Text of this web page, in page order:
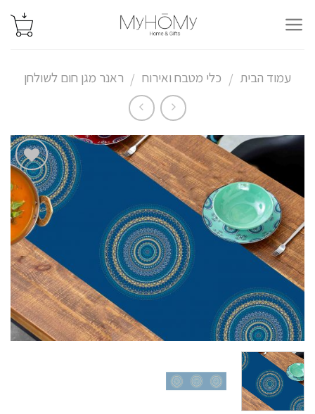
עמוד הבית / כלי מטבח ואירוח / ראנר מגן חום לשולחן
הוסף
לרשימת
המשאלות